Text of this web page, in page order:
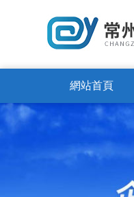
網站首頁